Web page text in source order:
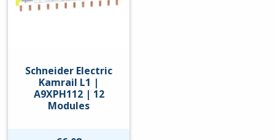
Schneider Electric
Kamrail L1 |
A9XPH112 | 12
Modules